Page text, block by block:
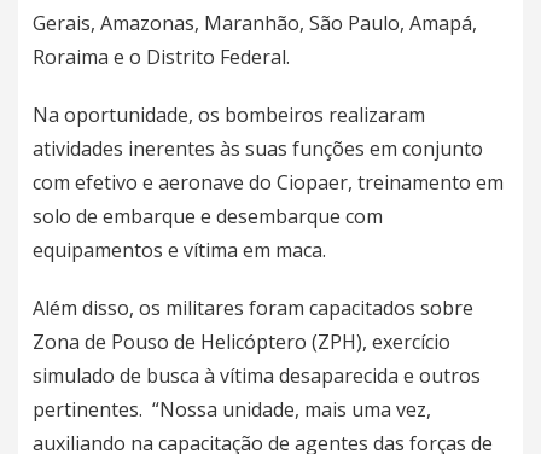
Gerais, Amazonas, Maranhão, São Paulo, Amapá,
Roraima e o Distrito Federal.
Na oportunidade, os bombeiros realizaram
atividades inerentes às suas funções em conjunto
com efetivo e aeronave do Ciopaer, treinamento em
solo de embarque e desembarque com
equipamentos e vítima em maca.
Além disso, os militares foram capacitados sobre
Zona de Pouso de Helicóptero (ZPH), exercício
simulado de busca à vítima desaparecida e outros
pertinentes. “Nossa unidade, mais uma vez,
auxiliando na capacitação de agentes das forças de